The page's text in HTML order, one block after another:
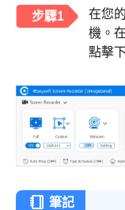
步驟1
在您
機。
點擊
筆記